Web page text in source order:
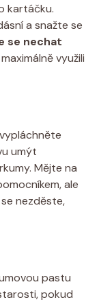
kartáčku.
a snažte se
se nechat
využili
umýt
Mějte na
ale
nezděste,
pastu
pokud